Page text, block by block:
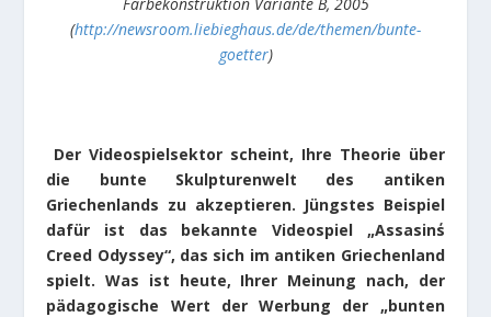
(http://newsroom.liebieghaus.de/de/themen/bunte-
goetter)
Der Videospielsektor scheint, Ihre Theorie über
die bunte Skulpturenwelt des antiken
Griechenlands zu akzeptieren. Jüngstes Beispiel
dafür ist das bekannte Videospiel „Assasin΄s
Creed Odyssey“, das sich im antiken Griechenland
spielt. Was ist heute, Ihrer Meinung nach, der
pädagogische Wert der Werbung der „bunten